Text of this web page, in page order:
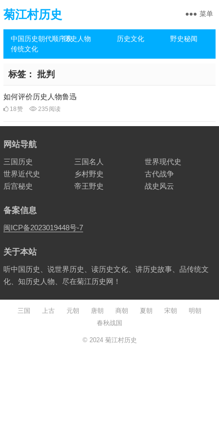
菊江村历史
中国历史朝代顺序表历史人物 历史文化
野史秘闻
传统文化
菜单
标签： 批判
如何评价历史人物鲁迅
18赞 235 阅读
网站导航
三国历史 三国名人
世界现代史
世界近代史
乡村野史
古代战争
后宫秘史
帝王野史 战史风云
备案信息
闽ICP备2023019448号-7
关于本站
听中国历史、说世界历史、读历史文化、讲历史故事、品传统文
化、知历史人物、尽在菊江历史网！
三国 上古 元朝 唐朝 商朝 夏朝 宋朝
明朝
春秋战国
© 2024 菊江村历史